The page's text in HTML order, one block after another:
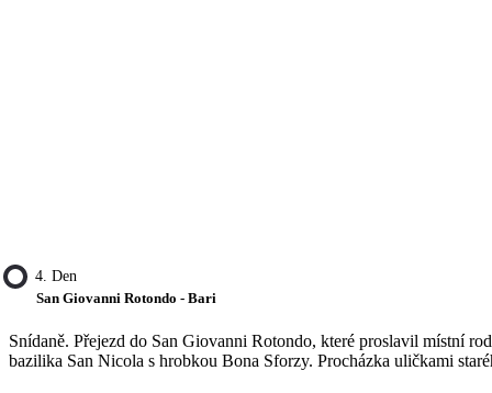
4. Den
San Giovanni Rotondo - Bari
Snídaně. Přejezd do San Giovanni Rotondo, které proslavil místní
bazilika San Nicola s hrobkou Bona Sforzy. Procházka uličkami